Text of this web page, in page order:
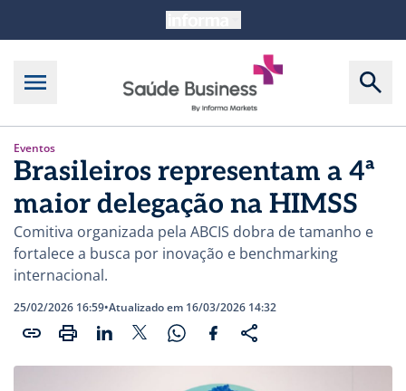
Eventos
Brasileiros representam a 4ª
maior delegação na HIMSS
Comitiva organizada pela ABCIS dobra de tamanho e
fortalece a busca por inovação e benchmarking
internacional.
25/02/2026 16:59•Atualizado em 16/03/2026 14:32